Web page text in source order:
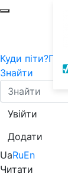
Куди піти?Події
Знайти
Увійти
Додати
UaRuEn
Читати